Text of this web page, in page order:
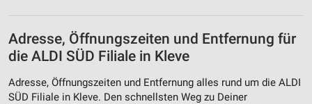
Adresse, Öffnungszeiten und Entfernung für
die ALDI SÜD Filiale in Kleve
Adresse, Öffnungszeiten und Entfernung alles rund um die ALDI
SÜD Filiale in Kleve. Den schnellsten Weg zu Deiner